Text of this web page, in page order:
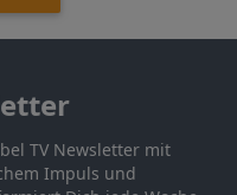
TV Newsletter mit
Impuls und